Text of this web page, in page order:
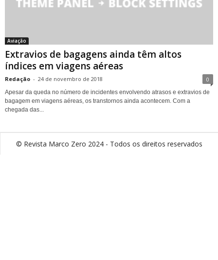
Aviação
Extravios de bagagens ainda têm altos
índices em viagens aéreas
Redação - 24 de novembro de 2018 0
Apesar da queda no número de incidentes envolvendo atrasos e extravios de
bagagem em viagens aéreas, os transtornos ainda acontecem. Com a
chegada das...
© Revista Marco Zero 2024 - Todos os direitos reservados